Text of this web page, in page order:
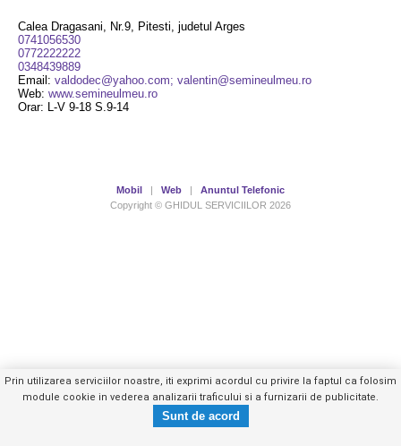
Calea Dragasani, Nr.9, Pitesti, judetul Arges
0741056530
0772222222
0348439889
Email: valdodec@yahoo.com; valentin@semineulmeu.ro
Web: www.semineulmeu.ro
Orar: L-V 9-18 S.9-14
Trimite mesaj privat
Mobil | Web | Anuntul Telefonic
Copyright © GHIDUL SERVICIILOR 2026
Prin utilizarea serviciilor noastre, iti exprimi acordul cu privire la faptul ca folosim
module cookie in vederea analizarii traficului si a furnizarii de publicitate.